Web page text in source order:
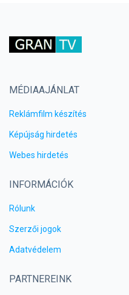
MÉDIAAJÁNLAT
Reklámfilm készítés
Képújság hirdetés
Webes hirdetés
INFORMÁCIÓK
Rólunk
Szerzői jogok
Adatvédelem
PARTNEREINK